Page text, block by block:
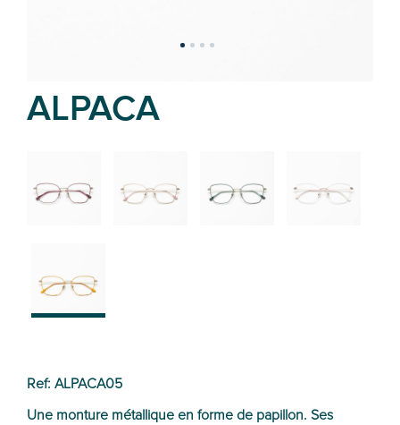
ALPACA
Ref: ALPACA05
Une monture métallique en forme de papillon. Ses